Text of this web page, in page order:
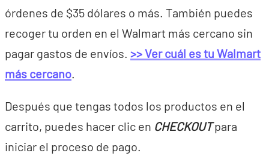
órdenes de $35 dólares o más. También puedes
recoger tu orden en el Walmart más cercano sin
pagar gastos de envíos. >> Ver cuál es tu Walmart
más cercano.
Después que tengas todos los productos en el
carrito, puedes hacer clic en CHECKOUTpara
iniciar el proceso de pago.